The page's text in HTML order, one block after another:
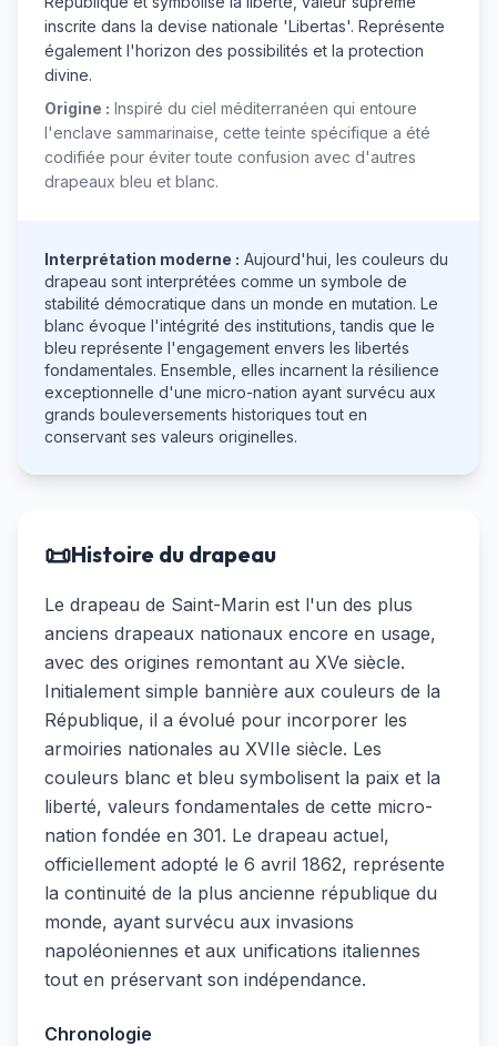
inscrite dans la devise nationale 'Libertas'. Représente
également l'horizon des possibilités et la protection
divine.
Origine : Inspiré du ciel méditerranéen qui entoure
l'enclave sammarinaise, cette teinte spécifique a été
codifiée pour éviter toute confusion avec d'autres
drapeaux bleu et blanc.
Interprétation moderne : Aujourd'hui, les couleurs du
drapeau sont interprétées comme un symbole de
stabilité démocratique dans un monde en mutation. Le
blanc évoque l'intégrité des institutions, tandis que le
bleu représente l'engagement envers les libertés
fondamentales. Ensemble, elles incarnent la résilience
exceptionnelle d'une micro-nation ayant survécu aux
grands bouleversements historiques tout en
conservant ses valeurs originelles.
📜Histoire du drapeau
Le drapeau de Saint-Marin est l'un des plus
anciens drapeaux nationaux encore en usage,
avec des origines remontant au XVe siècle.
Initialement simple bannière aux couleurs de la
République, il a évolué pour incorporer les
armoiries nationales au XVIIe siècle. Les
couleurs blanc et bleu symbolisent la paix et la
liberté, valeurs fondamentales de cette micro-
nation fondée en 301. Le drapeau actuel,
officiellement adopté le 6 avril 1862, représente
la continuité de la plus ancienne république du
monde, ayant survécu aux invasions
napoléoniennes et aux unifications italiennes
tout en préservant son indépendance.
Chronologie